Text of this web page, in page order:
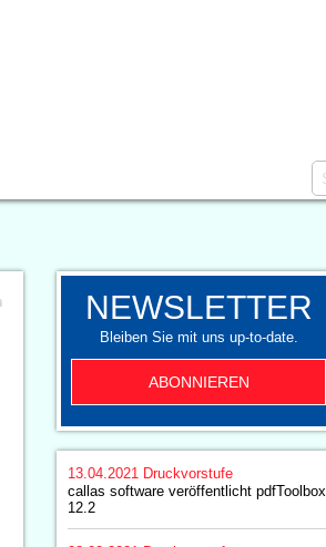
NEWSLETTER
Bleiben Sie mit uns up-to-date.
ABONNIEREN
13.04.2021
Druckvorstufe
callas software veröffentlicht pdfToolbox
12.2